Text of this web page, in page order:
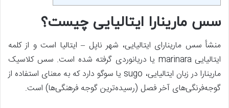
سس مارینارا ایتالیایی چیست؟
منشأ سس مارینارای ایتالیایی، شهر ناپل – ایتالیا است و از کلمه
ایتالیایی marinara یا دریانوردی گرفته شده است. سس کلاسیک
مارینارا در زبان ایتالیایی، sugo یا سوگو دارد که به معنای استفاده از
گوجه‌فرنگی‌های آخر فصل (رسیده‌ترین گوجه فرهنگی‌ها) است.